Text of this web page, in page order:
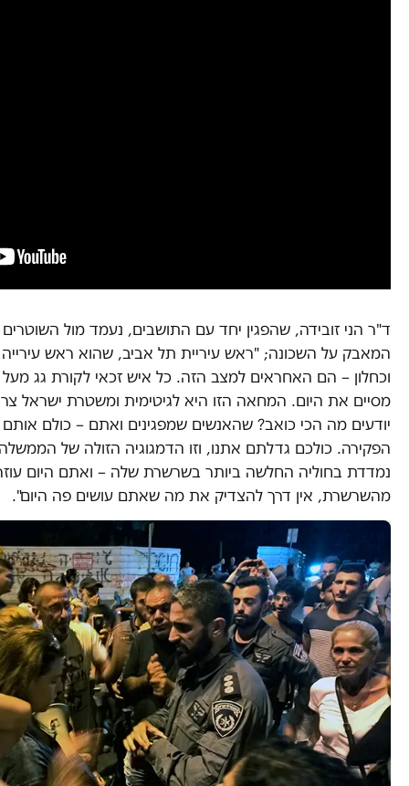
ד"ר הני זובידה, שהפגין יחד עם התושבים, נעמד מול
המאבק על השכונה; "ראש עיריית תל אביב, שהוא ראש
וכחלון – הם האחראים למצב הזה. כל איש זכאי לקורת גג
מסיים את היום. המחאה הזו היא לגיטימית ומשטרת ישראל
יודעים מה הכי כואב? שהאנשים שמפגינים ואתם – כולם
הפקירה. כולכם גדלתם אתנו, וזו הדמגוגיה הזולה של
נמדדת בחוליה החלשה ביותר בשרשרת שלה – ואתם היום
מהשרשרת, אין דרך להצדיק את מה שאתם עושים פה היום".